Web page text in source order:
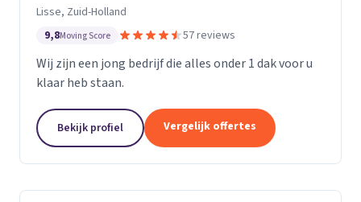
Lisse, Zuid-Holland
9,8Moving Score 57 reviews
Wij zijn een jong bedrijf die alles onder 1 dak voor u
klaar heb staan.
Bekijk profiel Vergelijk offertes